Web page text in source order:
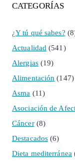
CATEGORÍAS
¿Y tú qué sabes?
Actualidad (541)
Alergias(19)
Alimentación (147)
Asma (11)
Asociación de
Cáncer(8)
Destacados (6)
Dieta mediterránea